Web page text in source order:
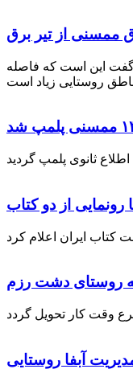
ممسنی از تیر برق
گفت این است که فاصله
رونمایی از دو کتاب
روستای دشت رزم
آبفا روستایی